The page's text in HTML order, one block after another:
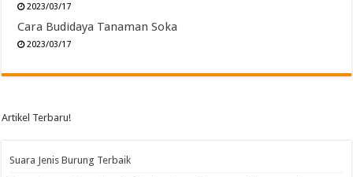
2023/03/17
Cara Budidaya Tanaman Soka
2023/03/17
Artikel Terbaru!
Suara Jenis Burung Terbaik